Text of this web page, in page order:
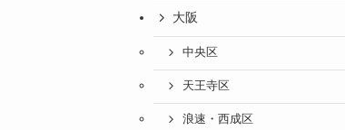
大阪
中央区
天王寺区
浪速・西成区